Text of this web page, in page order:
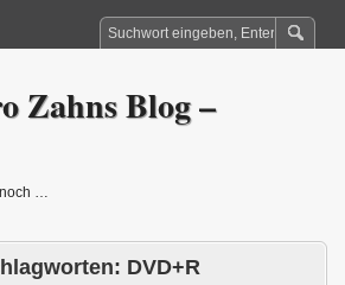
Zahns Blog –
…
DVD+R